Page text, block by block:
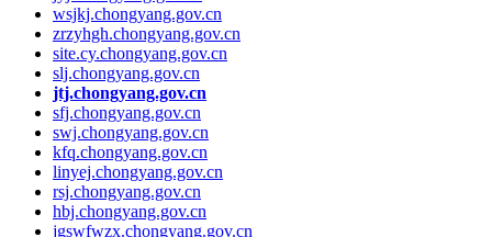
wsjkj.chongyang.gov.cn
zrzyhgh.chongyang.gov.cn
site.cy.chongyang.gov.cn
slj.chongyang.gov.cn
jtj.chongyang.gov.cn
sfj.chongyang.gov.cn
swj.chongyang.gov.cn
kfq.chongyang.gov.cn
linyej.chongyang.gov.cn
rsj.chongyang.gov.cn
hbj.chongyang.gov.cn
jgswfwzx.chongyang.gov.cn